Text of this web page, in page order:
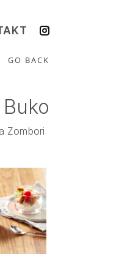
GO BACK
Zombori